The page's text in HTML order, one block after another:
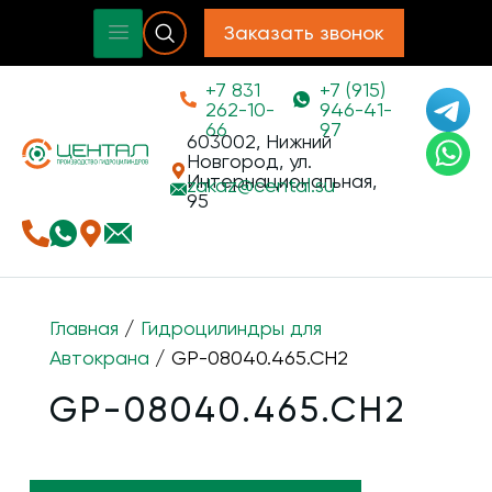
Заказать звонок
+7 831
262-10-
66
+7 (915)
946-41-
97
603002, Нижний
Новгород, ул.
Интернациональная,
95
zakaz@cental.su
Главная / Гидроцилиндры для
Автокрана / GP-08040.465.CH2
GP-08040.465.CH2